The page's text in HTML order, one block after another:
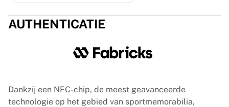
AUTHENTICATIE
Dankzij een NFC-chip, de meest geavanceerde
technologie op het gebied van sportmemorabilia,